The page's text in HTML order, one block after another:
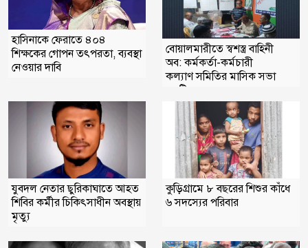
হাসিনাকে ফেরাতে ৪০৪
শিক্ষকের গোপন তৎপরতা, ব্যবস্থা
নেওয়ার দাবি
বোয়ালমারীতে স্বশস্ত্র বাহিনী
অব: কর্মকর্তা-কর্মচারী
কল্যাণ সমিতির মাসিক সভা
অনুষ্টিত
যুবদল নেতার ছুরিকাঘাতে আহত
শিবির কর্মীর চিকিৎসাধীন অবস্থায়
মৃত্যু
কুড়িগ্রামে ৮ বছরের শিশুর কাঁধে
৬ সদস্যের পরিবার